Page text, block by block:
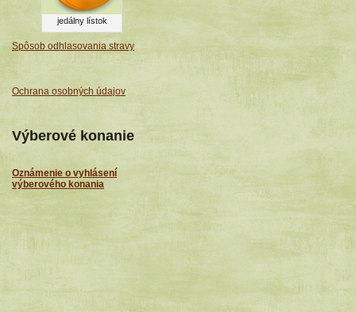
jedálny lístok
Spôsob odhlasovania stravy
Ochrana osobných údajov
Výberové konanie
Oznámenie o vyhlásení
výberového konania